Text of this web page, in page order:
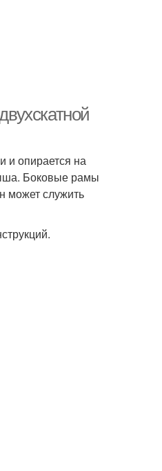
и опирается на
Боковые рамы
может служить